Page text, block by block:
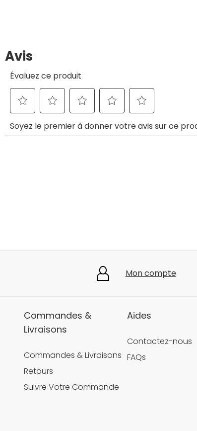
Mon compte
Commandes &
Livraisons
Commandes & Livraisons
Retours
Suivre Votre Commande
Aides
Contactez-nous
FAQs